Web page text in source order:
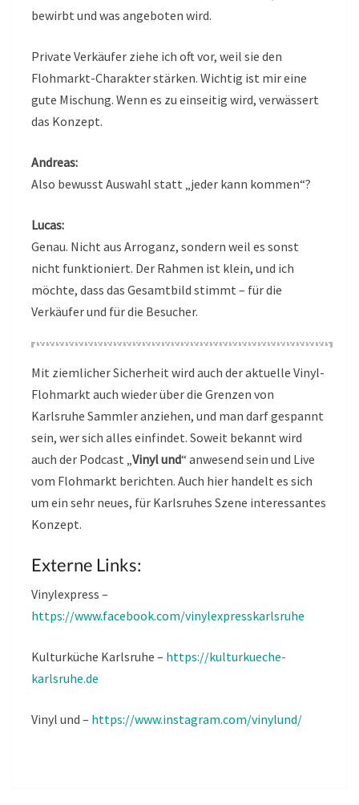
bewirbt und was angeboten wird.
Private Verkäufer ziehe ich oft vor, weil sie den
Flohmarkt-Charakter stärken. Wichtig ist mir eine
gute Mischung. Wenn es zu einseitig wird, verwässert
das Konzept.
Andreas:
Also bewusst Auswahl statt „jeder kann kommen“?
Lucas:
Genau. Nicht aus Arroganz, sondern weil es sonst
nicht funktioniert. Der Rahmen ist klein, und ich
möchte, dass das Gesamtbild stimmt – für die
Verkäufer und für die Besucher.
Mit ziemlicher Sicherheit wird auch der aktuelle Vinyl-
Flohmarkt auch wieder über die Grenzen von
Karlsruhe Sammler anziehen, und man darf gespannt
sein, wer sich alles einfindet. Soweit bekannt wird
auch der Podcast „Vinyl und“ anwesend sein und Live
vom Flohmarkt berichten. Auch hier handelt es sich
um ein sehr neues, für Karlsruhes Szene interessantes
Konzept.
Externe Links:
Vinylexpress –
https://www.facebook.com/vinylexpresskarlsruhe
Kulturküche Karlsruhe – https://kulturkueche-
karlsruhe.de
Vinyl und – https://www.instagram.com/vinylund/